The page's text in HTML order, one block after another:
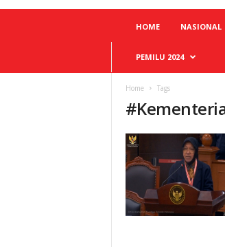
HOME NASIONAL
PEMILU 2024
Home Tags
#